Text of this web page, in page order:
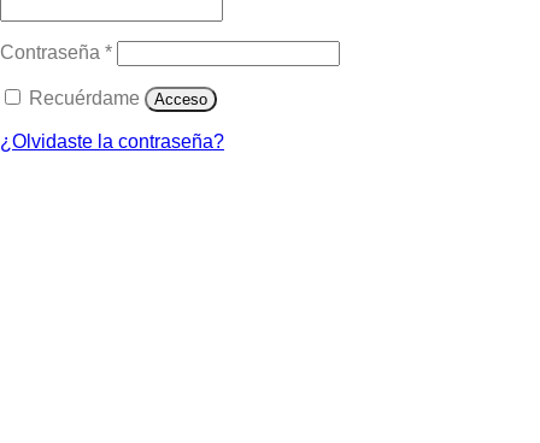
Contraseña *
Recuérdame Acceso
¿Olvidaste la contraseña?